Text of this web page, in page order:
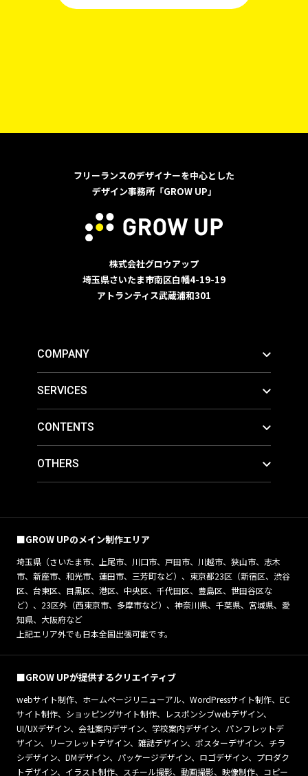
フリーランスのデザイナーを中心とした
デザイン事務所「GROW UP」
株式会社グロウアップ
埼玉県さいたま市南区白幡4-19-19
アトランティス武蔵浦和301
COMPANY
SERVICES
CONTENTS
OTHERS
■GROW UPのメイン制作エリア
埼玉県（さいたま市、上尾市、川口市、戸田市、川越市、狭山市、志木
市、新座市、和光市、蓮田市、三芳町など）、東京都23区（新宿区、渋谷
区、台東区、目黒区、港区、中央区、千代田区、豊島区、世田谷区な
ど）、23区外（西東京市、多摩市など）、神奈川県、千葉県、宮城県、愛
知県、大阪府など
上記エリア外でも日本全国出張可能です。
■GROW UPが提供するクリエイティブ
webサイト制作、ホームページリニューアル、WordPressサイト制作、EC
サイト制作、ショッピングサイト制作、レスポンシブwebデザイン、
UI/UXデザイン、会社案内デザイン、学校案内デザイン、パンフレットデ
ザイン、リーフレットデザイン、雑誌デザイン、ポスターデザイン、チラ
シデザイン、DMデザイン、パッケージデザイン、ロゴデザイン、プロダク
トデザイン、イラスト制作、スチール撮影、動画撮影、映像制作、コピー